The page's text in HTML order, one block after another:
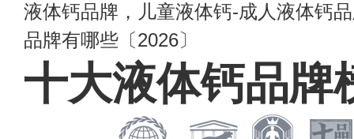
液体钙品牌，儿童液体钙-成人液体钙
品牌有哪些〔2026〕
十大液体钙品牌